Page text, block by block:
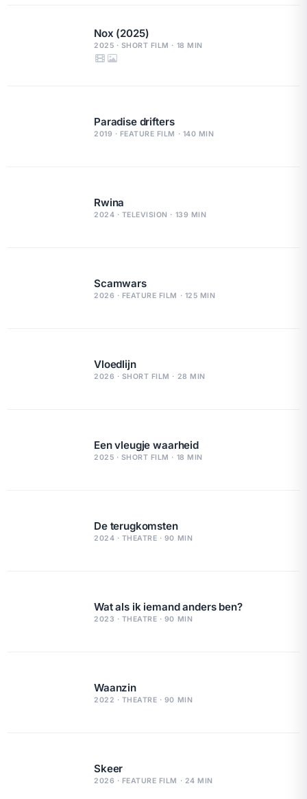
Nox (2025)
2025 · SHORT FILM · 18 MIN
Paradise drifters
2019 · FEATURE FILM · 140 MIN
Rwina
2024 · TELEVISION · 139 MIN
Scamwars
2026 · FEATURE FILM · 125 MIN
Vloedlijn
2026 · SHORT FILM · 28 MIN
Een vleugje waarheid
2025 · SHORT FILM · 18 MIN
De terugkomsten
2024 · THEATRE · 90 MIN
Wat als ik iemand anders ben?
2023 · THEATRE · 90 MIN
Waanzin
2022 · THEATRE · 90 MIN
Skeer
2026 · FEATURE FILM · 24 MIN